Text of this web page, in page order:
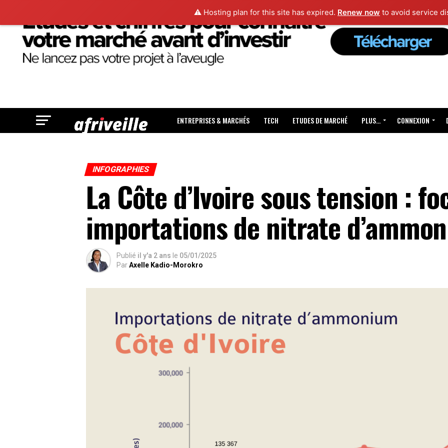
⚠️ Hosting plan for this site has expired. Renew now to avoid service
ENTREPRISES & MARCHÉS TECH ETUDES DE MARCHÉ PLUS… CONNEXION
INFOGRAPHIES
La Côte d’Ivoire sous tension :
importations de nitrate
Publié il y'a 2 ans le 05/01/2025
ParAxelle Kadio-Morokro